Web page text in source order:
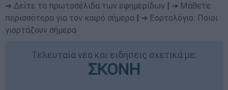
➔ Δείτε τα πρωτοσέλιδα των εφημερίδων
➔ Μάθετε
περισσότερα για τον καιρό σήμερα
➔ Εορτολόγιο: Ποιοι
γιορτάζουν σήμερα
Τελευταία νέα και ειδήσεις σχετικά με:
ΣΚΟΝΗ